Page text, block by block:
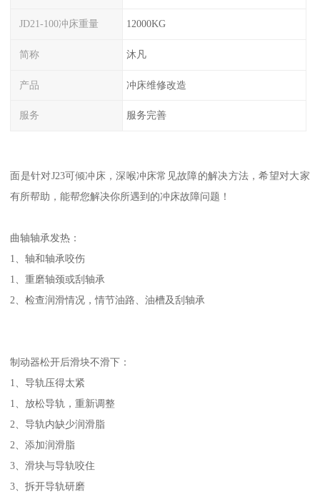
JD21-100冲床重量 12000KG
简称 沐凡
产品 冲床维修改造
服务 服务完善
面是针对J23可倾冲床，深喉冲床常见故障的解决方法，希望对大家
有所帮助，能帮您解决你所遇到的冲床故障问题！
曲轴轴承发热：
1、轴和轴承咬伤
1、重磨轴颈或刮轴承
2、检查润滑情况，情节油路、油槽及刮轴承
制动器松开后滑块不滑下：
1、导轨压得太紧
1、放松导轨，重新调整
2、导轨内缺少润滑脂
2、添加润滑脂
3、滑块与导轨咬住
3、拆开导轨研磨